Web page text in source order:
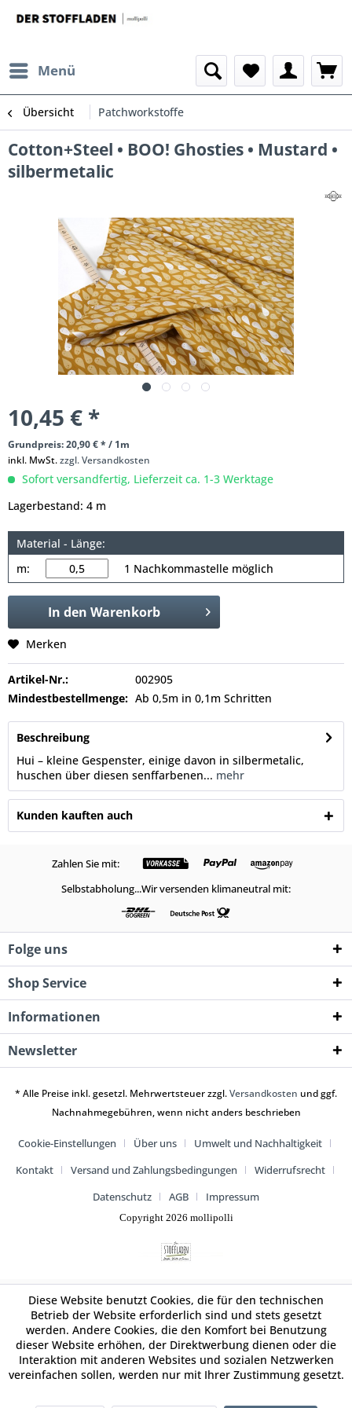
Menü
Übersicht Patchworkstoffe
Cotton+Steel • BOO! Ghosties • Mustard •
silbermetalic
10,45 € *
Grundpreis: 20,90 € * / 1m
inkl. MwSt.zzgl. Versandkosten
Sofort versandfertig, Lieferzeit ca. 1-3 Werktage
Lagerbestand: 4 m
Material - Länge:
m:
1 Nachkommastelle möglich
In den Warenkorb
Merken
Artikel-Nr.:
002905
Mindestbestellmenge: Ab 0,5m in 0,1m Schritten
Beschreibung
Hui – kleine Gespenster, einige davon in silbermetalic,
huschen über diesen senffarbenen... mehr
Kunden kauften auch
Zahlen Sie mit:
Selbstabholung...Wir versenden klimaneutral mit:
Folge uns
Shop Service
Informationen
Newsletter
* Alle Preise inkl. gesetzl. Mehrwertsteuer zzgl.Versandkosten und ggf.
Nachnahmegebühren, wenn nicht anders beschrieben
Cookie-Einstellungen Über uns
Umwelt und Nachhaltigkeit
Kontakt
Versand und Zahlungsbedingungen
Widerrufsrecht
Datenschutz
AGB Impressum
Copyright 2026 mollipolli
Diese Website benutzt Cookies, die für den technischen
Betrieb der Website erforderlich sind und stets gesetzt
werden. Andere Cookies, die den Komfort bei Benutzung
dieser Website erhöhen, der Direktwerbung dienen oder die
Interaktion mit anderen Websites und sozialen Netzwerken
vereinfachen sollen, werden nur mit Ihrer Zustimmung gesetzt.